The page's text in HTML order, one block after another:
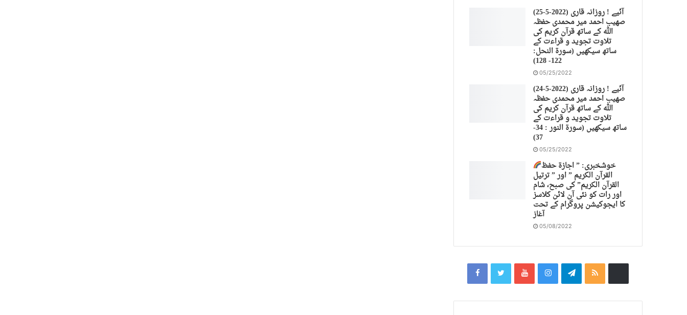
(25-5-2022) آئیے ! روزانہ قاری
صهیب احمد میر محمدی حفظہ
اللہ کے ساتھ قرآن کریم کی
تلاوت تجوید و قراءت کے
ساتھ سیکھیں (سورة النحل:
122- 128)
05/25/2022
(24-5-2022) آئیے ! روزانہ قاری
صهیب احمد میر محمدی حفظہ
اللہ کے ساتھ قرآن کریم کی
تلاوت تجوید و قراءت کے
ساتھ سیکھیں (سورة النور : 34-
37)
05/25/2022
خوشخبری: ” اجازة حفظ
القرآن الكريم ” اور ” ترتیل
القرآن الكريم” کی صبح، شام
اور رات کو نئی آن لائن کلاسز
کا ایجوکیشن پروگرام کے تحت
آغاز
05/08/2022